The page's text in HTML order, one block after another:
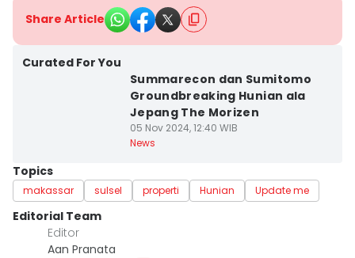
Share Article
Curated For You
Summarecon dan Sumitomo
Groundbreaking Hunian ala
Jepang The Morizen
05 Nov 2024, 12:40 WIB
News
Topics
makassar sulsel properti Hunian Update me
Editorial Team
Editor
Aan Pranata